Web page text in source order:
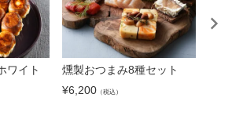
ワイト
燻製おつまみ8種セット
¥6,200 （税込）